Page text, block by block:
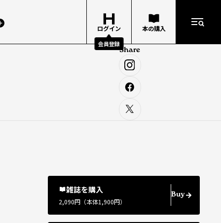
ログイン
会員登録
本の購入
Share
雑誌を購入
2,090円（本体1,900円）
Buy